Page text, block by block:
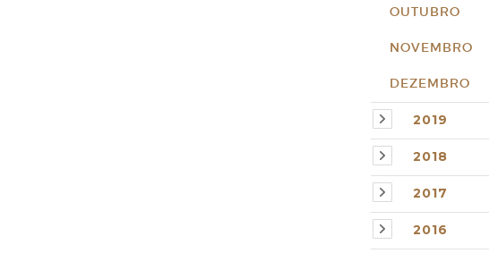
OUTUBRO
NOVEMBRO
DEZEMBRO
2019
2018
2017
2016